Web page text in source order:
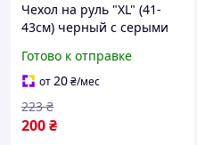
Чехол на руль "XL" (41-
43см) черный с серыми
белой основе /перфор.
SW123XL
Готово к отправке
от20₴/мес
200₴
223 ₴